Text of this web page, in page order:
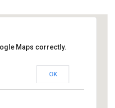
Maps correctly.
OK